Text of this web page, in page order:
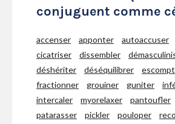
conjuguent comme
accenser apponter autoaccuser
cicatriser
dissembler
déshériter
déséquilibrer
fractionner
grouiner guniter
intercaler
myorelaxer pantoufler
patarasser
pickler pouloper